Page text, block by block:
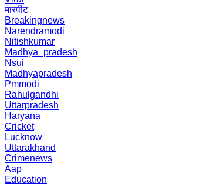
मारपीट
Breakingnews
Narendramodi
Nitishkumar
Madhya_pradesh
Nsui
Madhyapradesh
Pmmodi
Rahulgandhi
Uttarpradesh
Haryana
Cricket
Lucknow
Uttarakhand
Crimenews
Aap
Education